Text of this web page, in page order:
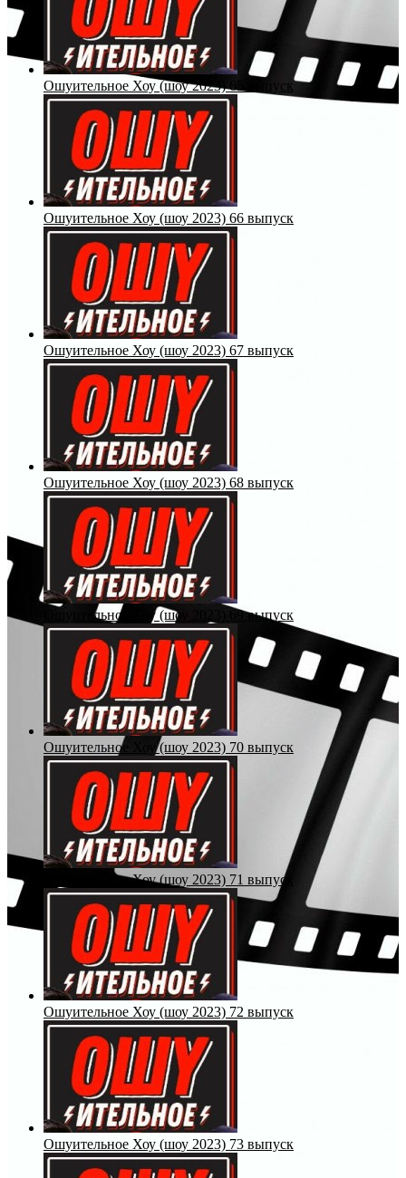
Ошуительное Хоу (шоу 2023) 65 выпуск
Ошуительное Хоу (шоу 2023) 66 выпуск
Ошуительное Хоу (шоу 2023) 67 выпуск
Ошуительное Хоу (шоу 2023) 68 выпуск
Ошуительное Хоу (шоу 2023) 69 выпуск
Ошуительное Хоу (шоу 2023) 70 выпуск
Ошуительное Хоу (шоу 2023) 71 выпуск
Ошуительное Хоу (шоу 2023) 72 выпуск
Ошуительное Хоу (шоу 2023) 73 выпуск